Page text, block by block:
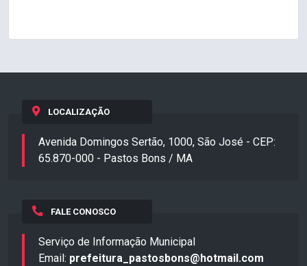
LOCALIZAÇÃO
Avenida Domingos Sertão, 1000, São José - CEP:
65.870-000 - Pastos Bons / MA
FALE CONOSCO
Serviço de Informação Municipal
Email: prefeitura_pastosbons@hotmail.com